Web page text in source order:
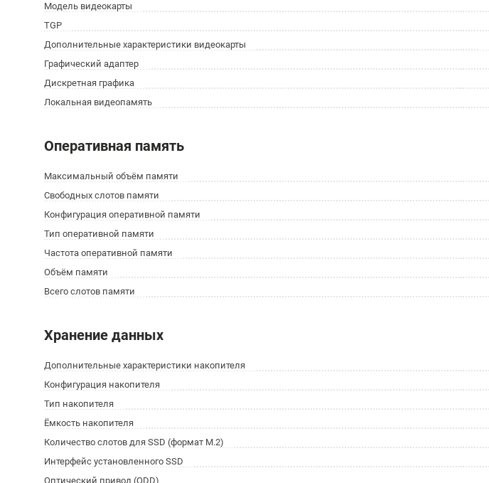
Модель видеокарты
TGP
Дополнительные характеристики видеокарты
Графический адаптер
Дискретная графика
Локальная видеопамять
Оперативная память
Максимальный объём памяти
Свободных слотов памяти
Конфигурация оперативной памяти
Тип оперативной памяти
Частота оперативной памяти
Объём памяти
Всего слотов памяти
Хранение данных
Дополнительные характеристики накопителя
Конфигурация накопителя
Тип накопителя
Ёмкость накопителя
Количество слотов для SSD (формат M.2)
Интерфейс установленного SSD
Оптический привод (ODD)